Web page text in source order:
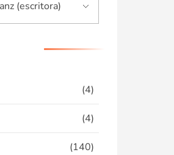
(4)
(4)
(140)